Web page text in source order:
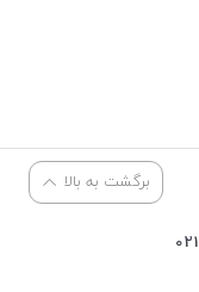
برگشت به بالا